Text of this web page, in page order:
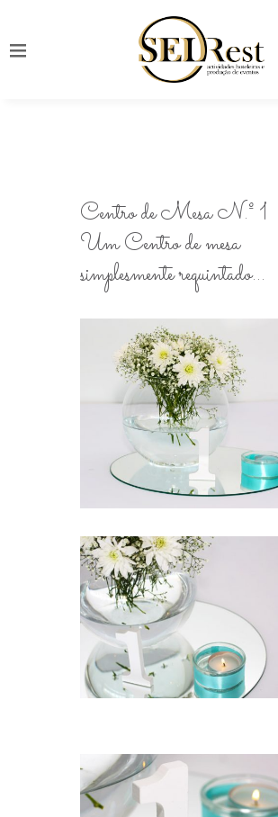
Centro de Mesa N.º 1
Um Centro de mesa
simplesmente requintado…